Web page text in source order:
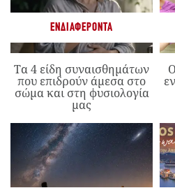
ΕΝΔΙΑΦΈΡΟΝΤΑ
Τα 4 είδη συναισθημάτων
που επιδρούν άμεσα στο
σώμα και στη φυσιολογία
μας